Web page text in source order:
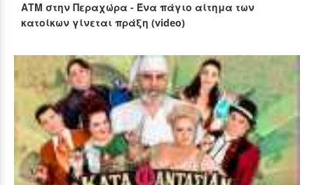
ΑΤΜ στην Περαχώρα - Ένα πάγιο αίτημα των
κατοίκων γίνεται πράξη (video)